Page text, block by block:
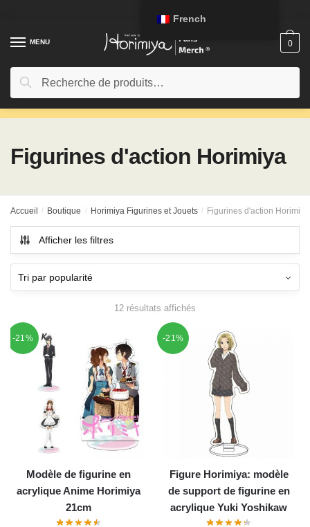
contenuMENU
Rechercher:
Recherche
0
Figurines d'action Horimiya
Accueil / Boutique / Horimiya Figurines et Jouets / Figurines d'action Horimiya
Afficher les filtres
12 résultats affichés
-21%
Modèle de figurine en
acrylique Anime Horimiya
21cm
-21%
Figure Horimiya: modèle
de support de figurine en
acrylique Yuki Yoshikaw
French